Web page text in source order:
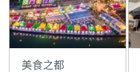
美食之都